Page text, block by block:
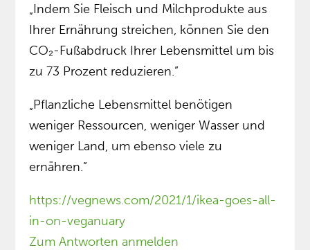
„Indem Sie Fleisch und Milchprodukte aus
Ihrer Ernährung streichen, können Sie den
CO₂-Fußabdruck Ihrer Lebensmittel um bis
zu 73 Prozent reduzieren.”
„Pflanzliche Lebensmittel benötigen
weniger Ressourcen, weniger Wasser und
weniger Land, um ebenso viele zu
ernähren.”
https://vegnews.com/2021/1/ikea-goes-all-
in-on-veganuary
Zum Antworten anmelden